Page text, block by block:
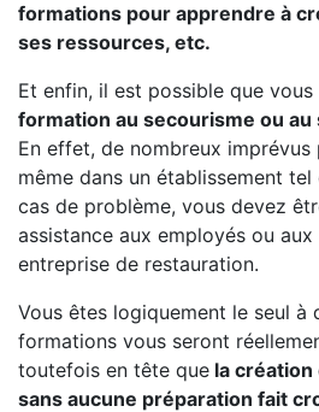
formations pour apprendre à
ses ressources, etc.
Et enfin, il est possible que vous
formation au secourisme ou au
En effet, de nombreux imprévus
même dans un établissement tel
cas de problème, vous devez
assistance aux employés ou
entreprise de restauration.
Vous êtes logiquement le seul à
formations vous seront
toutefois en tête que la création
sans aucune préparation fait